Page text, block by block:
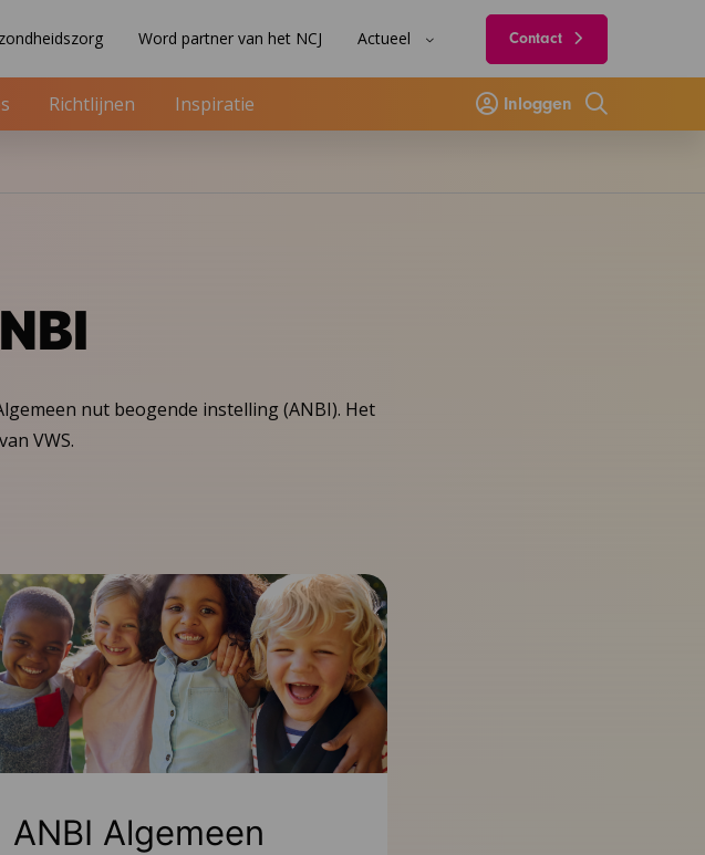
Word partner van het NCJ Actueel Contact
Richtlijnen Inspiratie Inloggen
Zoeken
nut beogende instelling (ANBI). Het
VWS.
ANBI Algemeen